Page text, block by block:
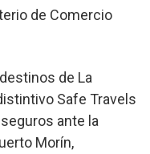
de Comercio
de La
Safe Travels
ante la
Morín,